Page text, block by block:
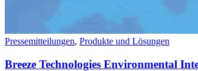
Pressemitteilungen, Produkte und Lösungen
Breeze Technologies Environmental